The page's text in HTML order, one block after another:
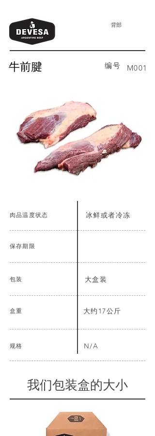
背部
牛前腱 M001
编号
肉品温度状态 冰鲜或者冷冻
保存期限
大盒装
包装
盒重 大约17公斤
规格 N/A
我们包装盒的大小